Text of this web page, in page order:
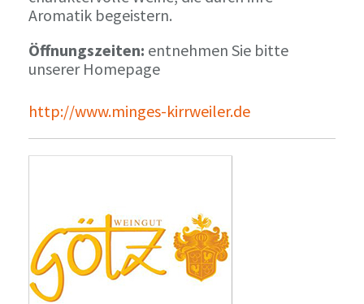
Aromatik begeistern.
Öffnungszeiten: entnehmen Sie bitte
unserer Homepage
http://www.minges-kirrweiler.de